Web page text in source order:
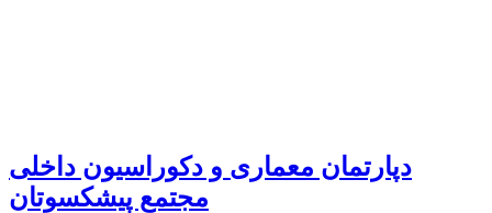
دپارتمان معماری و دکوراسیون داخلی
مجتمع پیشکسوتان